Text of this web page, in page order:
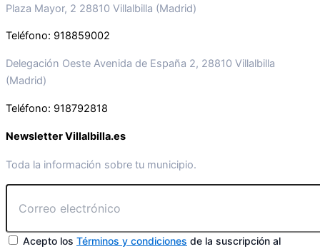
Plaza Mayor, 2 28810 Villalbilla (Madrid)
Teléfono: 918859002
Delegación Oeste Avenida de España 2, 28810 Villalbilla
(Madrid)
Teléfono: 918792818
Newsletter Villalbilla.es
Toda la información sobre tu municipio.
Acepto los Términos y condiciones de la suscripción al